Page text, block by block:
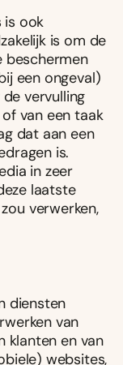
is ook
is om de
beschermen
een ongeval)
vervulling
van een taak
dat aan een
is.
in zeer
laatste
verwerken,
diensten
van
klanten en van
websites,